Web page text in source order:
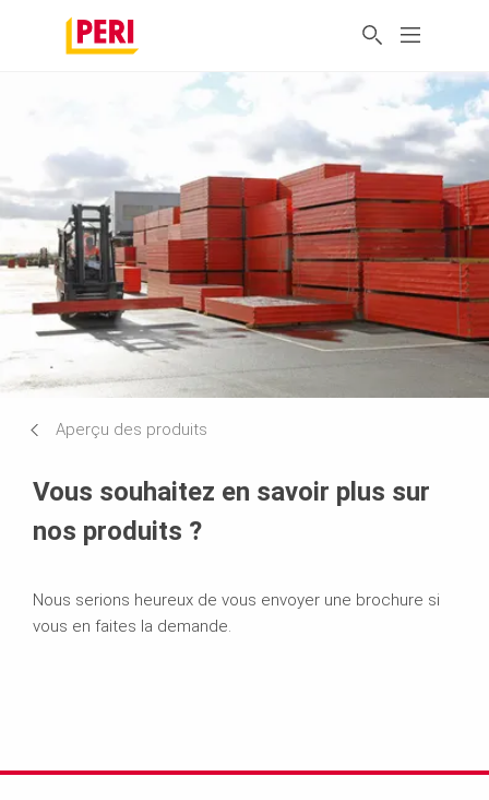
Aperçu des produits
Vous souhaitez en savoir plus sur
nos produits ?
Nous serions heureux de vous envoyer une brochure si
vous en faites la demande.